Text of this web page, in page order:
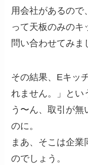
用会社があるので
って天板のみのキ
問い合わせてみま
その結果、Eキッ
れません。」とい
う〜ん、取引が
のに。
まあ、そこは企業
のでしょう。